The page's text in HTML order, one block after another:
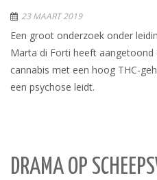
23 MAART 2019
Een groot onderzoek onder
Marta di Forti heeft aangetoond
cannabis met een hoog THC-
een psychose leidt.
DRAMA OP